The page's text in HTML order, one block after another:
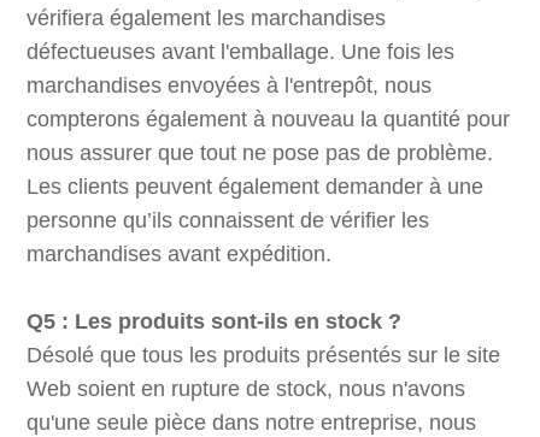
vérifiera également les marchandises
défectueuses avant l'emballage. Une fois les
marchandises envoyées à l'entrepôt, nous
compterons également à nouveau la quantité pour
nous assurer que tout ne pose pas de problème.
Les clients peuvent également demander à une
personne qu’ils connaissent de vérifier les
marchandises avant expédition.
Q5 : Les produits sont-ils en stock ?
Désolé que tous les produits présentés sur le site
Web soient en rupture de stock, nous n'avons
qu'une seule pièce dans notre entreprise, nous